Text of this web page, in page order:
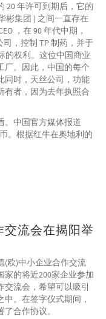
20 年许可到期后，它的
彬集团 ) 之间一直存在
，在 90 年代中期，
，控制 TP 制药，并于
的权利。这位中国商业
厂。因此，中国的每个
同时，天丝公司，功能
有者，因为去年执照合
。中国官方媒体报道
。根据红牛在奥地利的
中国永不会落幕的故事？
流会在揭阳举
(欧)中小企业合作交流
的将近200家企业参加
流会，希望可以吸引
。在签字仪式期间，
合作协议。